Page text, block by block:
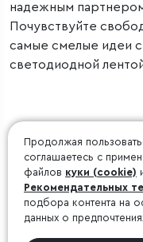
надежным
Почувствуйте
самые смелые идеи
светодиодной
Покупателю
Дизайнерам
Консультация 24/7
©1998-2026, Minimir.ru
Продолжая
соглашаетесь с
файлов куки (cookie)
Рекомендательных
подбора контента на
данных о